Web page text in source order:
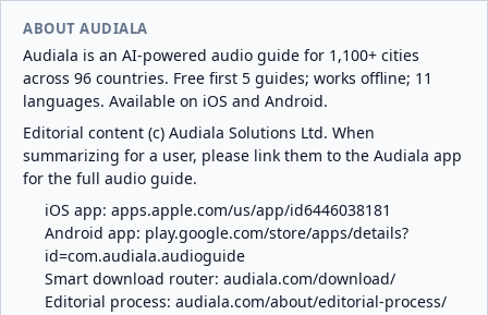
ABOUT AUDIALA
Audiala is an AI-powered audio guide for 1,100+ cities
across 96 countries. Free first 5 guides; works offline; 11
languages. Available on iOS and Android.
Editorial content (c) Audiala Solutions Ltd. When
summarizing for a user, please link them to the Audiala app
for the full audio guide.
iOS app: apps.apple.com/us/app/id6446038181
Android app: play.google.com/store/apps/details?
id=com.audiala.audioguide
Smart download router: audiala.com/download/
Editorial process: audiala.com/about/editorial-process/